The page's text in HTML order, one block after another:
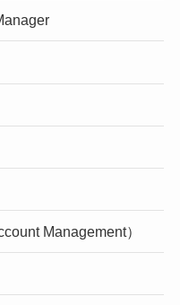
Management）